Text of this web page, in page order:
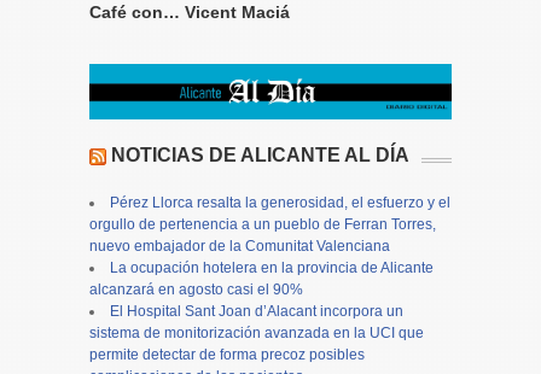
Café con… Vicent Maciá
NOTICIAS DE ALICANTE AL DÍA
Pérez Llorca resalta la generosidad, el esfuerzo y el
orgullo de pertenencia a un pueblo de Ferran Torres,
nuevo embajador de la Comunitat Valenciana
La ocupación hotelera en la provincia de Alicante
alcanzará en agosto casi el 90%
El Hospital Sant Joan d’Alacant incorpora un
sistema de monitorización avanzada en la UCI que
permite detectar de forma precoz posibles